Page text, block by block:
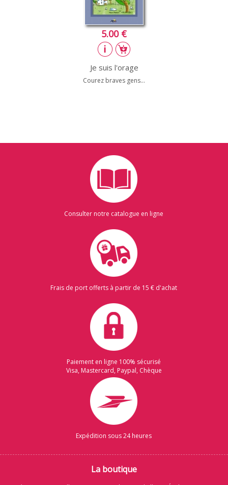
5.00 €
Je suis l'orage
Courez braves gens...
Consulter notre catalogue en ligne
Frais de port offerts à partir de 15 € d'achat
Paiement en ligne 100% sécurisé
Visa, Mastercard, Paypal, Chèque
Expédition sous 24 heures
La boutique